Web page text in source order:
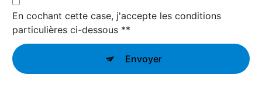
En cochant cette case, j'accepte les conditions
particulières ci-dessous **
Envoyer